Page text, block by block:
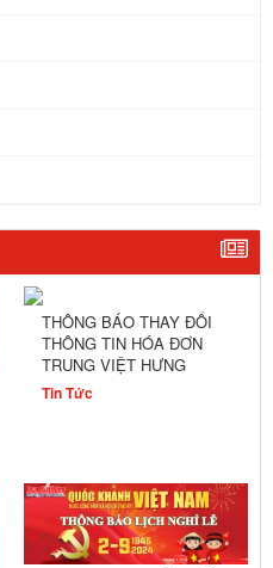
THÔNG BÁO THAY ĐỔI
THÔNG TIN HÓA ĐƠN
TRUNG VIỆT HƯNG
Tin Tức